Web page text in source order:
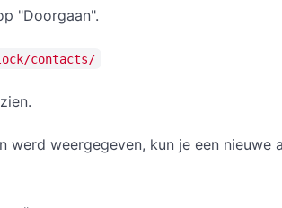
"Doorgaan".
contacts/
werd weergegeven, kun je een nieuwe